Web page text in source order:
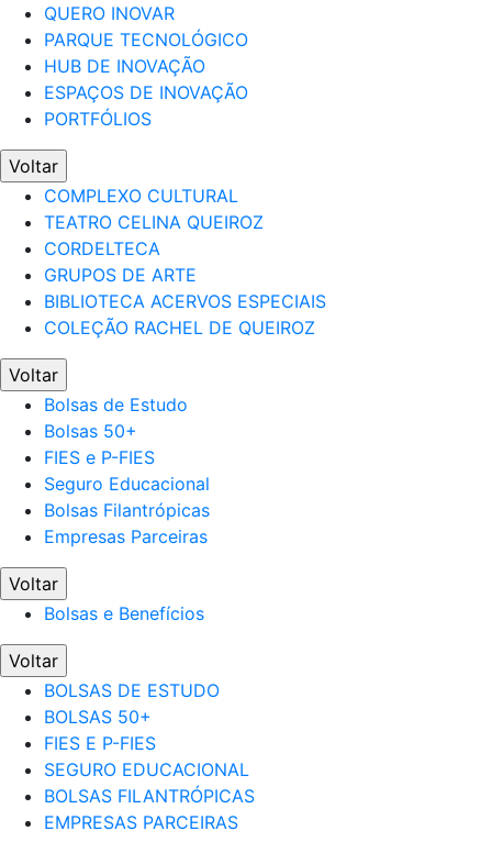
QUERO INOVAR
PARQUE TECNOLÓGICO
HUB DE INOVAÇÃO
ESPAÇOS DE INOVAÇÃO
PORTFÓLIOS
Voltar
COMPLEXO CULTURAL
TEATRO CELINA QUEIROZ
CORDELTECA
GRUPOS DE ARTE
BIBLIOTECA ACERVOS ESPECIAIS
COLEÇÃO RACHEL DE QUEIROZ
Voltar
Bolsas de Estudo
Bolsas 50+
FIES e P-FIES
Seguro Educacional
Bolsas Filantrópicas
Empresas Parceiras
Voltar
Bolsas e Benefícios
Voltar
BOLSAS DE ESTUDO
BOLSAS 50+
FIES E P-FIES
SEGURO EDUCACIONAL
BOLSAS FILANTRÓPICAS
EMPRESAS PARCEIRAS